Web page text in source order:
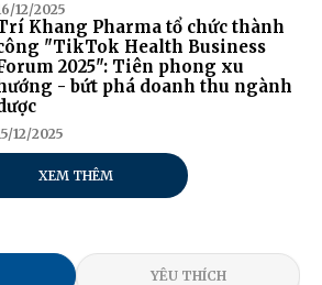
12/2025
Khang Pharma tổ chức thành
"TikTok Health Business
2025": Tiên phong xu
- bứt phá doanh thu ngành
12/2025
XEM THÊM
YÊU THÍCH